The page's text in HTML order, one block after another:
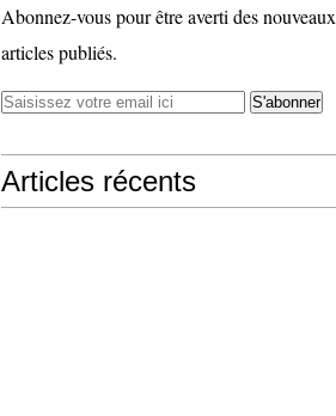
Abonnez-vous pour être averti des nouveaux
articles publiés.
Articles récents